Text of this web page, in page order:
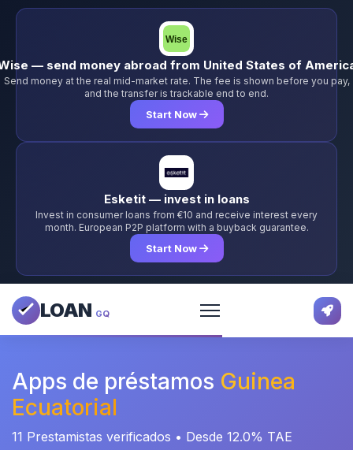
— send money abroad from United States of
Send money at the real mid-market rate. The fee is shown before you pay,
and the transfer is trackable end to end.
Start Now
Esketit — invest in loans
Invest in consumer loans from €10 and receive interest every
month. European P2P platform with a buyback guarantee.
Start Now
LOAN GQ
Apps de préstamos Guinea
Ecuatorial
11 Prestamistas verificados • Desde 12.0% TAE